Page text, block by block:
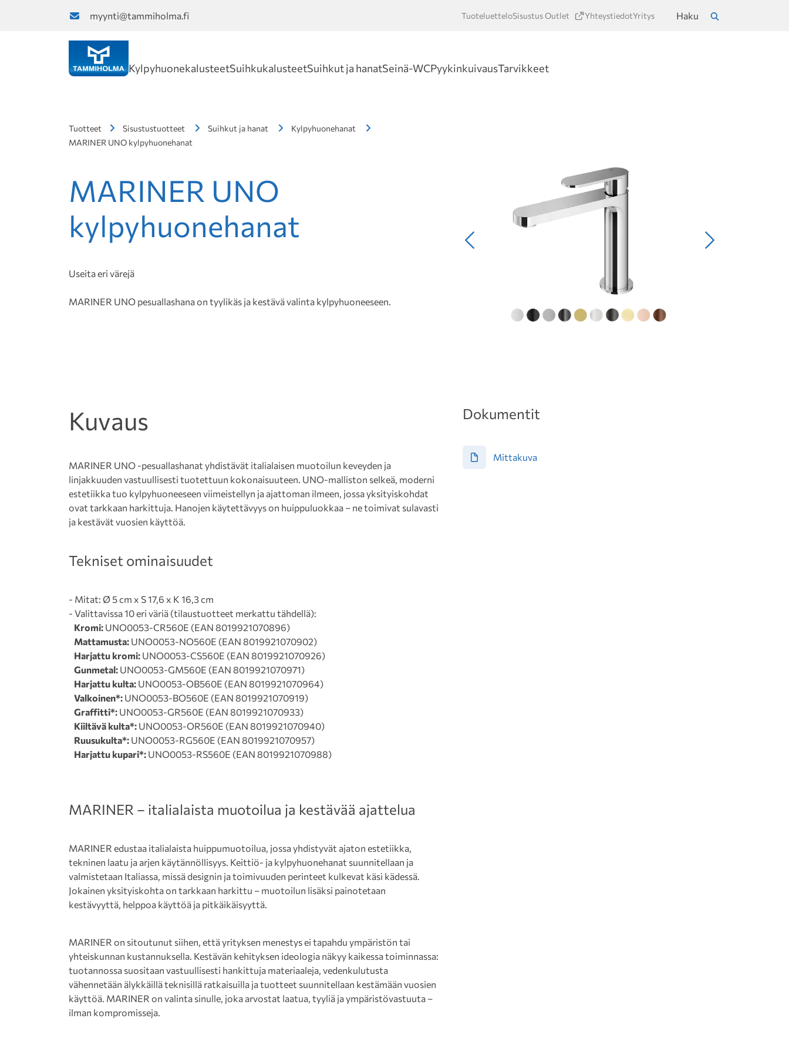
myynti@tammiholma.fi TuoteluetteloSisustus Outlet YhteystiedotYritys
Haku
KylpyhuonekalusteetSuihkukalusteetSuihkut ja hanatSeinä-WCPyykinkuivausTarvikkeet
Tuotteet Sisustustuotteet Suihkut ja hanat
Kylpyhuonehanat
MARINER UNO kylpyhuonehanat
MARINER UNO
kylpyhuonehanat
Useita eri värejä
MARINER UNO pesuallashana on tyylikäs ja kestävä valinta kylpyhuoneeseen.
Edellinen Seuraava
Kuvaus
MARINER UNO -pesuallashanat yhdistävät italialaisen muotoilun keveyden ja
linjakkuuden vastuullisesti tuotettuun kokonaisuuteen. UNO-malliston selkeä, moderni
estetiikka tuo kylpyhuoneeseen viimeistellyn ja ajattoman ilmeen, jossa yksityiskohdat
ovat tarkkaan harkittuja. Hanojen käytettävyys on huippuluokkaa – ne toimivat sulavasti
ja kestävät vuosien käyttöä.
Tekniset ominaisuudet
- Mitat: Ø 5 cm x S 17,6 x K 16,3 cm
- Valittavissa 10 eri väriä (tilaustuotteet merkattu tähdellä):
Kromi: UNO0053-CR560E (EAN 8019921070896)
Mattamusta: UNO0053-NO560E (EAN 8019921070902)
Harjattu kromi: UNO0053-CS560E (EAN 8019921070926)
Gunmetal: UNO0053-GM560E (EAN 8019921070971)
Harjattu kulta: UNO0053-OB560E (EAN 8019921070964)
Valkoinen*: UNO0053-BO560E (EAN 8019921070919)
Graffitti*: UNO0053-GR560E (EAN 8019921070933)
Kiiltävä kulta*: UNO0053-OR560E (EAN 8019921070940)
Ruusukulta*: UNO0053-RG560E (EAN 8019921070957)
Harjattu kupari*: UNO0053-RS560E (EAN 8019921070988)
MARINER – italialaista muotoilua ja kestävää ajattelua
MARINER edustaa italialaista huippumuotoilua, jossa yhdistyvät ajaton estetiikka,
tekninen laatu ja arjen käytännöllisyys. Keittiö- ja kylpyhuonehanat suunnitellaan ja
valmistetaan Italiassa, missä designin ja toimivuuden perinteet kulkevat käsi kädessä.
Jokainen yksityiskohta on tarkkaan harkittu – muotoilun lisäksi painotetaan
kestävyyttä, helppoa käyttöä ja pitkäikäisyyttä.
MARINER on sitoutunut siihen, että yrityksen menestys ei tapahdu ympäristön tai
yhteiskunnan kustannuksella. Kestävän kehityksen ideologia näkyy kaikessa toiminnassa:
tuotannossa suositaan vastuullisesti hankittuja materiaaleja, vedenkulutusta
vähennetään älykkäillä teknisillä ratkaisuilla ja tuotteet suunnitellaan kestämään vuosien
käyttöä. MARINER on valinta sinulle, joka arvostat laatua, tyyliä ja ympäristövastuuta –
ilman kompromisseja.
Dokumentit
Mittakuva